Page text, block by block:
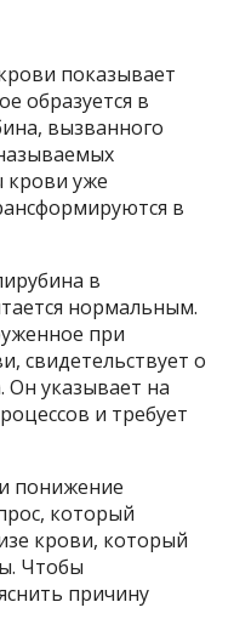
показывает
образуется в
вызванного
крови уже
в
в
нормальным.
при
свидетельствует о
Он указывает на
и требует
понижение
который
крови, который
Чтобы
причину